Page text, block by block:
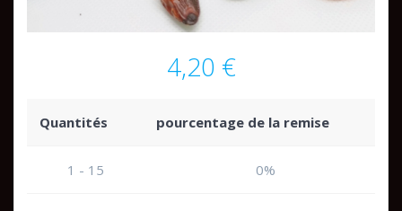
4,20 €
Quantités pourcentage de la remise
1 - 15 0%